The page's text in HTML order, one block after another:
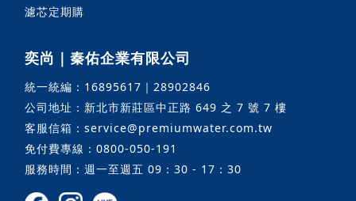
濾芯定期購
奕尚｜秦佑企業有限公司
統一統編：16895617｜28902846
公司地址：新北市新莊區中正路 649 之 7 號 7 樓
客服信箱：service@premiumwater.com.tw
免付費專線：0800-050-191
服務時間：週一至週五 09：30 - 17：30